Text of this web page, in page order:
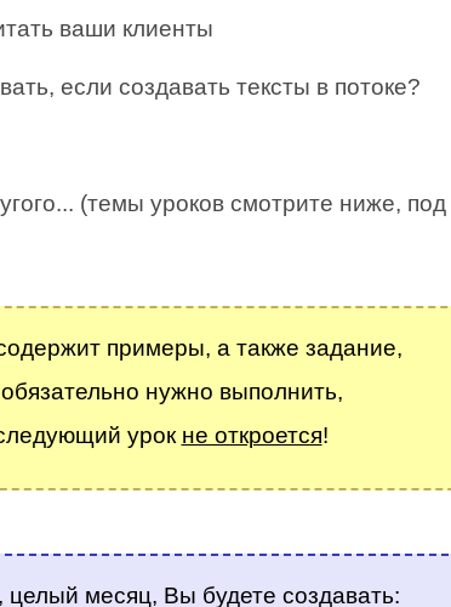
ваши клиенты
если создавать тексты в потоке?
(темы уроков смотрите ниже, под
примеры, а также задание,
нужно выполнить,
урок не откроется!
месяц, Вы будете создавать: